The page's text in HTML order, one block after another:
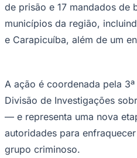
Copa do Brasil
Libertadores
Sul-Americana
Copa América
Bundesliga
Mundial 2026
Times - Ir direto
de prisão e 17 mandados de
municípios da região,
e Carapicuíba, além de um
A ação é coordenada pela
Divisão de Investigações
— e representa uma nova
autoridades para
grupo criminoso.